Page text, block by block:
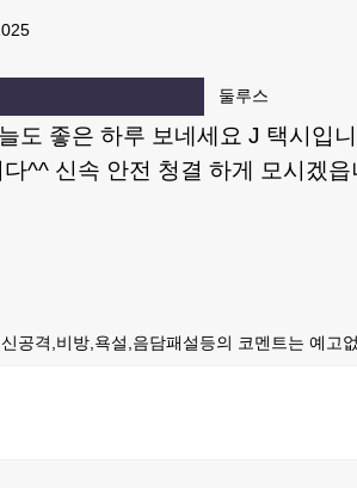
둘루스
도 좋은 하루 보네세요 J 택시입
다^^ 신속 안전 청결 하게 모시겠
공격,비방,욕설,음담패설등의 코멘트는 예고